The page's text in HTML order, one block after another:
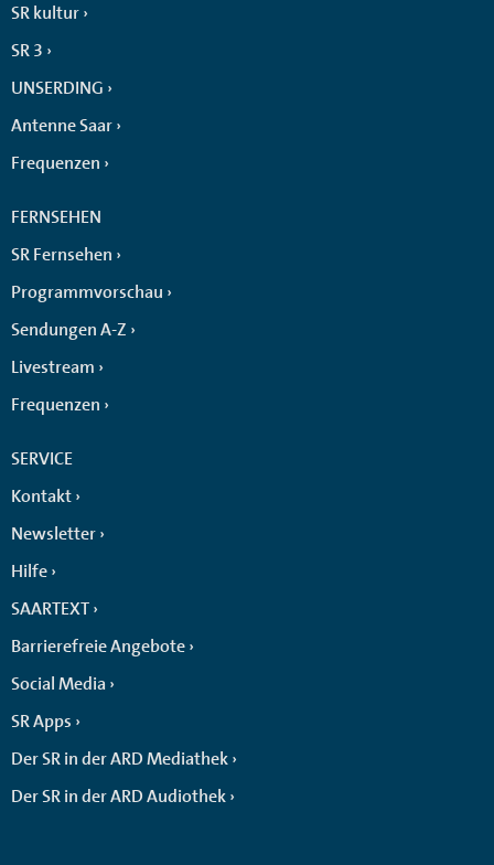
SR kultur
SR 3
UNSERDING
Antenne Saar
Frequenzen
FERNSEHEN
SR Fernsehen
Programmvorschau
Sendungen A-Z
Livestream
Frequenzen
SERVICE
Kontakt
Newsletter
Hilfe
SAARTEXT
Barrierefreie Angebote
Social Media
SR Apps
Der SR in der ARD Mediathek
Der SR in der ARD Audiothek